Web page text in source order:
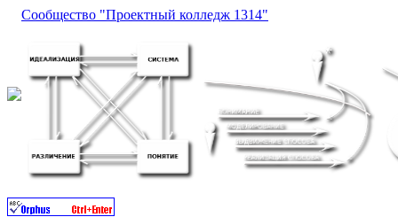
Сообщество "Проектный колледж 1314"